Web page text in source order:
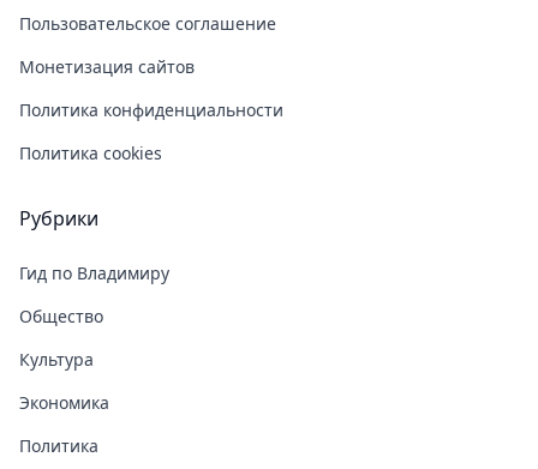
Пользовательское соглашение
Монетизация сайтов
Политика конфиденциальности
Политика cookies
Рубрики
Гид по Владимиру
Общество
Культура
Экономика
Политика